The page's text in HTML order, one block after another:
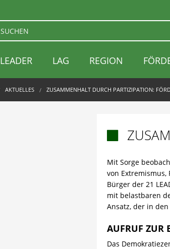
LEADER LAG REGION
AKTUELLES ZUSAMMENHALT DURCH PARTIZIPATION:
Mit Sorge
von
Bürger der 21
mit belastbaren
Ansatz, der in
AUFRUF ZUR
Das